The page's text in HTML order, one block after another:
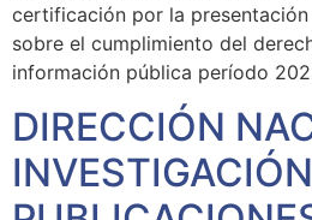
certificación por la presentación
sobre el cumplimiento del
información pública período
DIRECCIÓN